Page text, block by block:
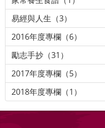
易經與人生（3）
2016年度專欄（6）
勵志手抄（31）
2017年度專欄（5）
2018年度專欄（1）